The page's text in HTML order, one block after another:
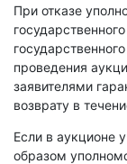
При отказе
проведения
заявителями
возврату в
Если в аукционе
образом